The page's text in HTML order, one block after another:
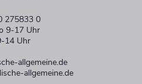
275833 0
9-17 Uhr
14 Uhr
allgemeine.de
allgemeine.de